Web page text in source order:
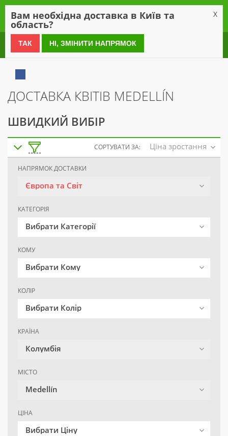
0 800 21 54 55
ДОСТАВКА КВІТІВ MEDELLÍN
ШВИДКИЙ ВИБІР
СОРТУВАТИ ЗА: Ціна зростання
НАПРЯМОК ДОСТАВКИ
Європа та Світ
КАТЕГОРІЯ
Вибрати Категорії
КОМУ
Вибрати Кому
КОЛІР
Вибрати Колір
КРАЇНА
Колумбія
МІСТО
Medellín
ЦІНА
Вибрати Ціну
Вам необхідна доставка в Київ та
область?
X
ТАК НІ, ЗМІНИТИ НАПРЯМОК